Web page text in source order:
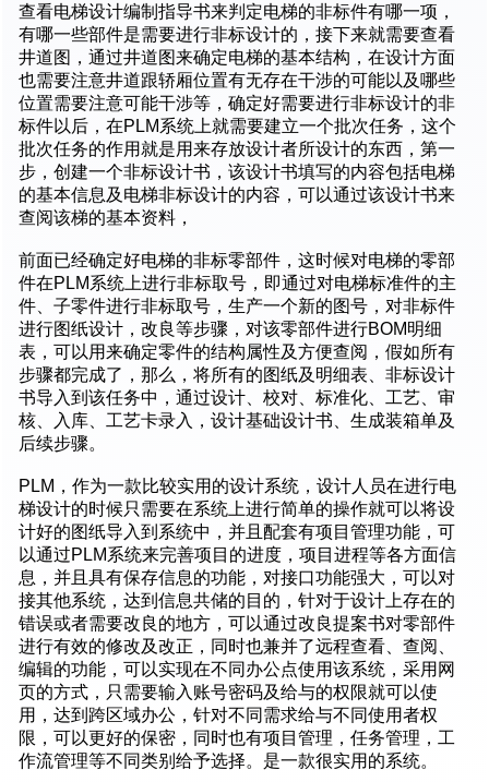
查看电梯设计编制指导书来判定电梯的非标件有哪一项，
有哪一些部件是需要进行非标设计的，接下来就需要查看
井道图，通过井道图来确定电梯的基本结构，在设计方面
也需要注意井道跟轿厢位置有无存在干涉的可能以及哪些
位置需要注意可能干涉等，确定好需要进行非标设计的非
标件以后，在PLM系统上就需要建立一个批次任务，这个
批次任务的作用就是用来存放设计者所设计的东西，第一
步，创建一个非标设计书，该设计书填写的内容包括电梯
的基本信息及电梯非标设计的内容，可以通过该设计书来
查阅该梯的基本资料，
前面已经确定好电梯的非标零部件，这时候对电梯的零部
件在PLM系统上进行非标取号，即通过对电梯标准件的主
件、子零件进行非标取号，生产一个新的图号，对非标件
进行图纸设计，改良等步骤，对该零部件进行BOM明细
表，可以用来确定零件的结构属性及方便查阅，假如所有
步骤都完成了，那么，将所有的图纸及明细表、非标设计
书导入到该任务中，通过设计、校对、标准化、工艺、审
核、入库、工艺卡录入，设计基础设计书、生成装箱单及
后续步骤。
PLM，作为一款比较实用的设计系统，设计人员在进行电
梯设计的时候只需要在系统上进行简单的操作就可以将设
计好的图纸导入到系统中，并且配套有项目管理功能，可
以通过PLM系统来完善项目的进度，项目进程等各方面信
息，并且具有保存信息的功能，对接口功能强大，可以对
接其他系统，达到信息共储的目的，针对于设计上存在的
错误或者需要改良的地方，可以通过改良提案书对零部件
进行有效的修改及改正，同时也兼并了远程查看、查阅、
编辑的功能，可以实现在不同办公点使用该系统，采用网
页的方式，只需要输入账号密码及给与的权限就可以使
用，达到跨区域办公，针对不同需求给与不同使用者权
限，可以更好的保密，同时也有项目管理，任务管理，工
作流管理等不同类别给予选择。是一款很实用的系统。